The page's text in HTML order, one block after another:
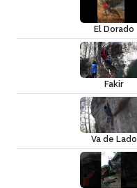
El Dorado
Fakir
Va de Lado